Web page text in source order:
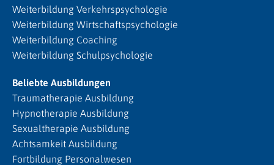
Weiterbildung Verkehrspsychologie
Weiterbildung Wirtschaftspsychologie
Weiterbildung Coaching
Weiterbildung Schulpsychologie
Beliebte Ausbildungen
Traumatherapie Ausbildung
Hypnotherapie Ausbildung
Sexualtherapie Ausbildung
Achtsamkeit Ausbildung
Fortbildung Personalwesen